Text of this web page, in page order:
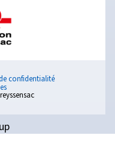
complet